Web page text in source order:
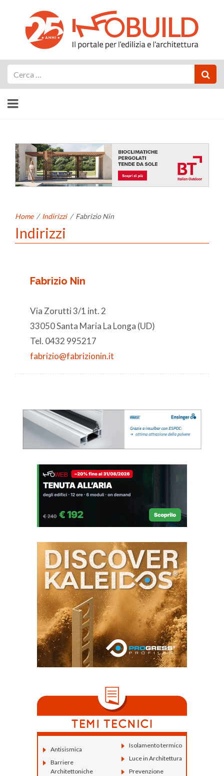
Home / Indirizzi / Fabrizio Nin
Indirizzi
Fabrizio Nin
Via Zorutti 3/1 int. 2
33050 Santa Maria La Longa (UD)
Tel. 0432 995217
fabrizio@fabrizionin.it
Antisismica
Barriere
Architettoniche
Isolamento termico
Luce in Architettura
Prevenzione